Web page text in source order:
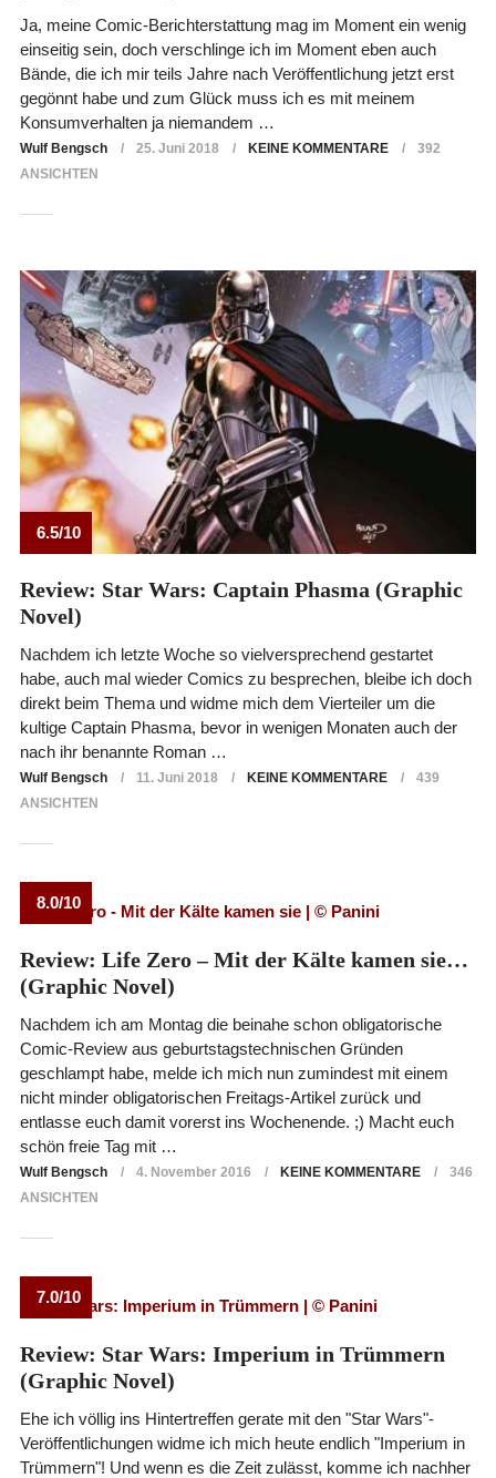
Ja, meine Comic-Berichterstattung mag im Moment ein wenig
einseitig sein, doch verschlinge ich im Moment eben auch
Bände, die ich mir teils Jahre nach Veröffentlichung jetzt erst
gegönnt habe und zum Glück muss ich es mit meinem
Konsumverhalten ja niemandem …
Wulf Bengsch 25. Juni 2018 KEINE KOMMENTARE
392
ANSICHTEN
6.5/10
Review: Star Wars: Captain Phasma (Graphic
Novel)
Nachdem ich letzte Woche so vielversprechend gestartet
habe, auch mal wieder Comics zu besprechen, bleibe ich doch
direkt beim Thema und widme mich dem Vierteiler um die
kultige Captain Phasma, bevor in wenigen Monaten auch der
nach ihr benannte Roman …
Wulf Bengsch 11. Juni 2018 KEINE KOMMENTARE
439
ANSICHTEN
8.0/10
Review: Life Zero – Mit der Kälte kamen sie…
(Graphic Novel)
Nachdem ich am Montag die beinahe schon obligatorische
Comic-Review aus geburtstagstechnischen Gründen
geschlampt habe, melde ich mich nun zumindest mit einem
nicht minder obligatorischen Freitags-Artikel zurück und
entlasse euch damit vorerst ins Wochenende. ;) Macht euch
schön freie Tag mit …
Wulf Bengsch 4. November 2016 KEINE KOMMENTARE
346
ANSICHTEN
7.0/10
Review: Star Wars: Imperium in Trümmern
(Graphic Novel)
Ehe ich völlig ins Hintertreffen gerate mit den "Star Wars"-
Veröffentlichungen widme ich mich heute endlich "Imperium in
Trümmern"! Und wenn es die Zeit zulässt, komme ich nachher